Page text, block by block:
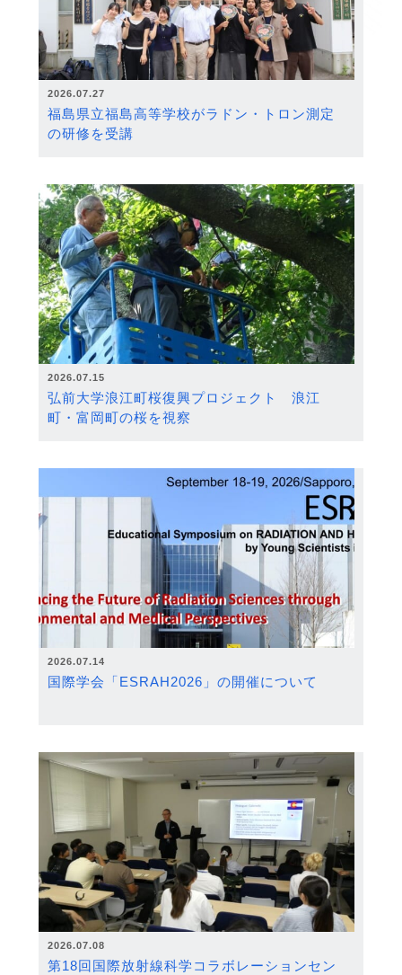
2026.07.27
福島県立福島高等学校がラドン・トロン測定
の研修を受講
2026.07.15
弘前大学浪江町桜復興プロジェクト 浪江
町・富岡町の桜を視察
2026.07.14
国際学会「ESRAH2026」の開催について
2026.07.08
第18回国際放射線科学コラボレーションセン